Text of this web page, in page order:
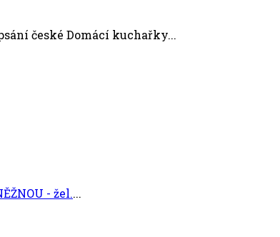
české Domácí kuchařky...
- žel....